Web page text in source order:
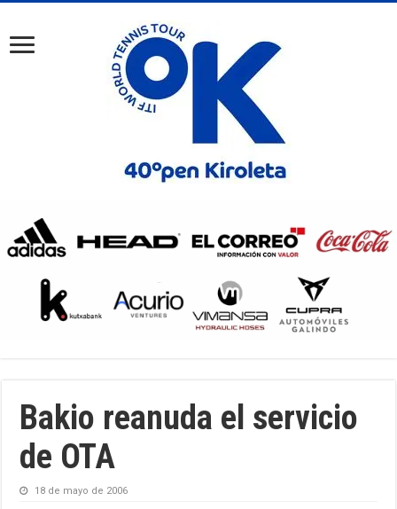
Bakio reanuda el servicio
de OTA
18 de mayo de 2006